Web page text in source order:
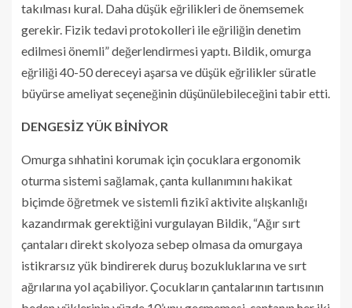
takılması kural. Daha düşük eğrilikleri de önemsemek
gerekir. Fizik tedavi protokolleri ile eğriliğin denetim
edilmesi önemli” değerlendirmesi yaptı. Bildik, omurga
eğriliği 40-50 dereceyi aşarsa ve düşük eğrilikler süratle
büyürse ameliyat seçeneğinin düşünülebileceğini tabir etti.
DENGESİZ YÜK BİNİYOR
Omurga sıhhatini korumak için çocuklara ergonomik
oturma sistemi sağlamak, çanta kullanımını hakikat
biçimde öğretmek ve sistemli fizikî aktivite alışkanlığı
kazandırmak gerektiğini vurgulayan Bildik, “Ağır sırt
çantaları direkt skolyoza sebep olmasa da omurgaya
istikrarsız yük bindirerek duruş bozukluklarına ve sırt
ağrılarına yol açabiliyor. Çocukların çantalarının tartısının